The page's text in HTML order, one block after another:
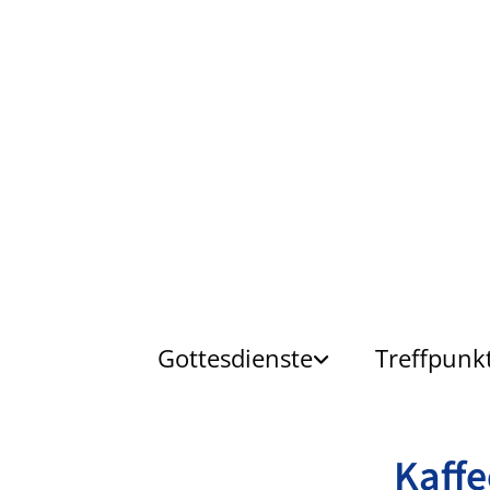
Gottesdienste